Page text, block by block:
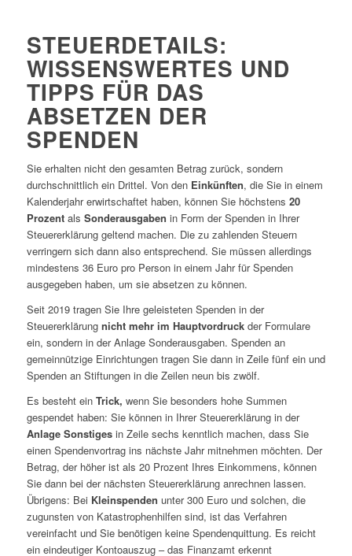
STEUERDETAILS:
WISSENSWERTES UND
TIPPS FÜR DAS
ABSETZEN DER
SPENDEN
Sie erhalten nicht den gesamten Betrag zurück, sondern
durchschnittlich ein Drittel. Von den Einkünften, die Sie in einem
Kalenderjahr erwirtschaftet haben, können Sie höchstens 20
Prozent als Sonderausgaben in Form der Spenden in Ihrer
Steuererklärung geltend machen. Die zu zahlenden Steuern
verringern sich dann also entsprechend. Sie müssen allerdings
mindestens 36 Euro pro Person in einem Jahr für Spenden
ausgegeben haben, um sie absetzen zu können.
Seit 2019 tragen Sie Ihre geleisteten Spenden in der
Steuererklärung nicht mehr im Hauptvordruck der Formulare
ein, sondern in der Anlage Sonderausgaben. Spenden an
gemeinnützige Einrichtungen tragen Sie dann in Zeile fünf ein und
Spenden an Stiftungen in die Zeilen neun bis zwölf.
Es besteht ein Trick, wenn Sie besonders hohe Summen
gespendet haben: Sie können in Ihrer Steuererklärung in der
Anlage Sonstiges in Zeile sechs kenntlich machen, dass Sie
einen Spendenvortrag ins nächste Jahr mitnehmen möchten. Der
Betrag, der höher ist als 20 Prozent Ihres Einkommens, können
Sie dann bei der nächsten Steuererklärung anrechnen lassen.
Übrigens: Bei Kleinspenden unter 300 Euro und solchen, die
zugunsten von Katastrophenhilfen sind, ist das Verfahren
vereinfacht und Sie benötigen keine Spendenquittung. Es reicht
ein eindeutiger Kontoauszug – das Finanzamt erkennt